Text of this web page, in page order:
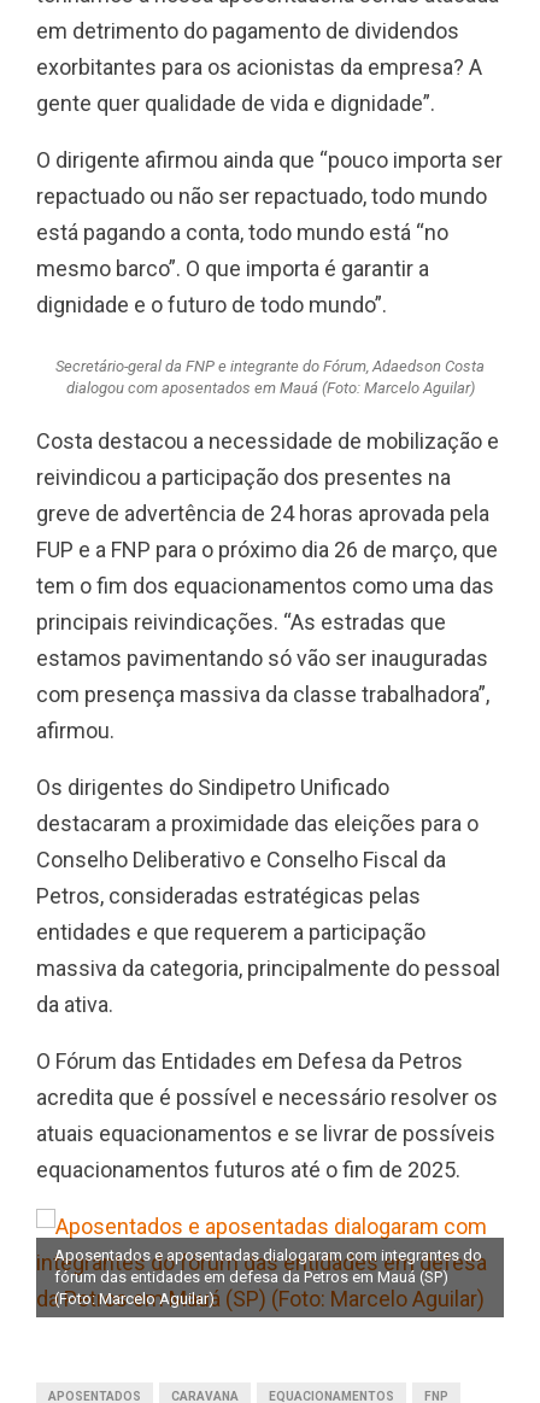
em detrimento do pagamento de dividendos
exorbitantes para os acionistas da empresa? A
gente quer qualidade de vida e dignidade”.
O dirigente afirmou ainda que “pouco importa ser
repactuado ou não ser repactuado, todo mundo
está pagando a conta, todo mundo está “no
mesmo barco”. O que importa é garantir a
dignidade e o futuro de todo mundo”.
Secretário-geral da FNP e integrante do Fórum, Adaedson Costa
dialogou com aposentados em Mauá (Foto: Marcelo Aguilar)
Costa destacou a necessidade de mobilização e
reivindicou a participação dos presentes na
greve de advertência de 24 horas aprovada pela
FUP e a FNP para o próximo dia 26 de março, que
tem o fim dos equacionamentos como uma das
principais reivindicações. “As estradas que
estamos pavimentando só vão ser inauguradas
com presença massiva da classe trabalhadora”,
afirmou.
Os dirigentes do Sindipetro Unificado
destacaram a proximidade das eleições para o
Conselho Deliberativo e Conselho Fiscal da
Petros, consideradas estratégicas pelas
entidades e que requerem a participação
massiva da categoria, principalmente do pessoal
da ativa.
O Fórum das Entidades em Defesa da Petros
acredita que é possível e necessário resolver os
atuais equacionamentos e se livrar de possíveis
equacionamentos futuros até o fim de 2025.
Aposentados e aposentadas dialogaram com integrantes do
fórum das entidades em defesa da Petros em Mauá (SP)
(Foto: Marcelo Aguilar)
APOSENTADOS CARAVANA EQUACIONAMENTOS FNP